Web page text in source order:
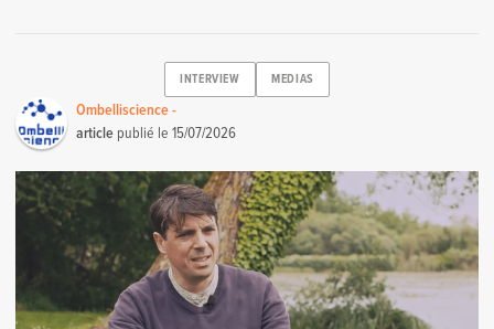
INTERVIEW MEDIAS
Ombelliscience -
article publié le15/07/2026